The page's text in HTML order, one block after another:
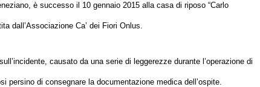
è successo il 10 gennaio 2015 alla casa di riposo “Carlo
dall’Associazione Ca’ dei Fiori Onlus.
causato da una serie di leggerezze durante l’operazione di
persino di consegnare la documentazione medica dell’ospite.